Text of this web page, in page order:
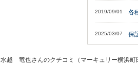
2019/09/01 各
2025/03/07 保
水越 竜也さんのクチコミ（マーキュリー横浜町